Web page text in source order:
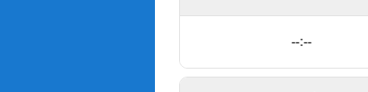
--:--